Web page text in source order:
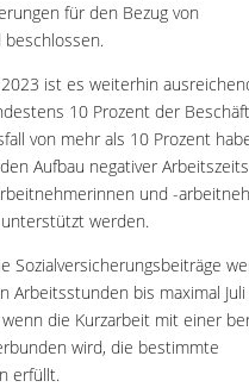
für den Bezug von
beschlossen.
2023 ist es weiterhin
10 Prozent der
von mehr als 10 Prozent
Aufbau negativer
und -
werden.
Sozialversicherungsbeiträge
Arbeitsstunden bis maximal
die Kurzarbeit mit einer
wird, die bestimmte
erfüllt.